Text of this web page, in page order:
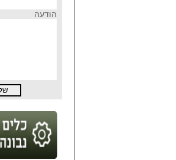
הודעה